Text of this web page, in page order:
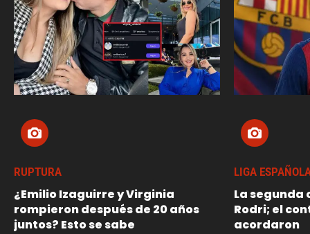
RUPTURA
¿Emilio Izaguirre y Virginia
rompieron después de 20 años
juntos? Esto se sabe
LIGA
La
Rodri; el
acordaron